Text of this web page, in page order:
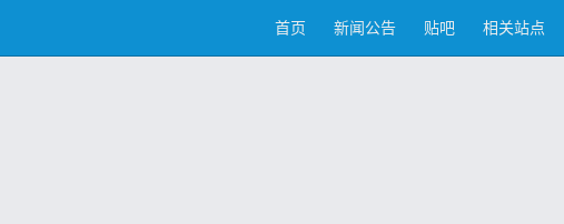
首页 新闻公告 贴吧 相关站点